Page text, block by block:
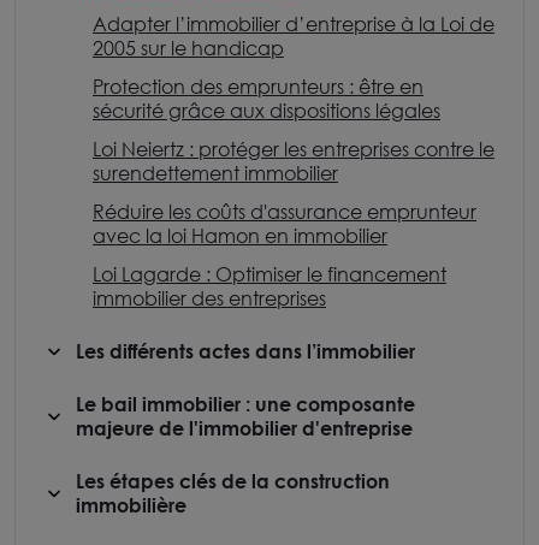
Adapter l’immobilier d’entreprise à la Loi de
2005 sur le handicap
Protection des emprunteurs : être en
sécurité grâce aux dispositions légales
Loi Neiertz : protéger les entreprises contre le
surendettement immobilier
Réduire les coûts d'assurance emprunteur
avec la loi Hamon en immobilier
Loi Lagarde : Optimiser le financement
immobilier des entreprises
Les différents actes dans l’immobilier
Le bail immobilier : une composante
majeure de l'immobilier d'entreprise
Les étapes clés de la construction
immobilière